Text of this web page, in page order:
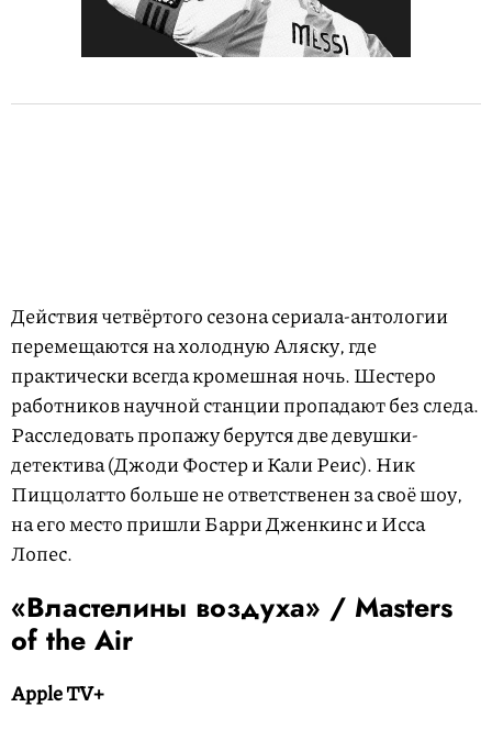
Действия четвёртого сезона сериала-антологии
перемещаются на холодную Аляску, где
практически всегда кромешная ночь. Шестеро
работников научной станции пропадают без следа.
Расследовать пропажу берутся две девушки-
детектива (Джоди Фостер и Кали Реис). Ник
Пиццолатто больше не ответственен за своё шоу,
на его место пришли Барри Дженкинс и Исса
Лопес.
«Властелины воздуха» / Masters
of the Air
Apple TV+